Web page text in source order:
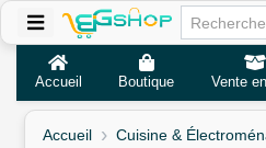
Accueil Boutique Vente
Accueil
Cuisine &